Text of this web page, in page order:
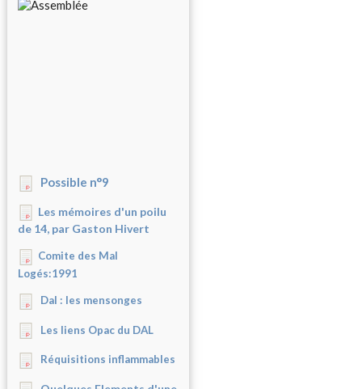
Possible n°9
Les mémoires d'un poilu
de 14, par Gaston Hivert
Comite des Mal
Logés:1991
Dal : les mensonges
Les liens Opac du DAL
Réquisitions inflammables